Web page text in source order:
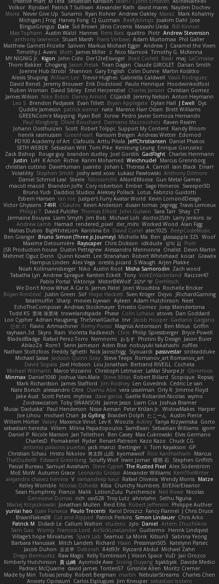
Volkor Rijndael Patrick T Sullivan Alexander Rath david mares Nayden Dochev
Moira
Never Give Up Sunamii Ryan Rohrer Andrew Oakley Maraz
Mark Kohalmy
Michigan J Frog Harvey Fong CJ Guzman Beefyblimps Joakim Dahl Jose
BingusGringus Dale Sid Brown Jānis Circenis Masashi Ueda
Bill Kinnon
Max Topham Austin Walzl Hannes Rens Bais qualtro Piotr Andrew Stevenson
anthony lawrence Stuart Marsh Frans Verbaas Adam Murtomaa Phil Galler
Matthew Garnett-Frizelle Saliven Markus Michael Egger Andrew J Caramel the Vixen
Timothy J. Aveni Moth James Miller z Nico Marniok Timothy G. McKenna
MY.NIGNIG Jr. Kigon John Cido Der12teEisvogel Brad Corlett Basti maj LaCimaise
Thom Bakker Chogang Jason Pielak Tiran Dagan Claude GIROLET Darian Smith
Joenne Hub-Strobl Shannon Gary English Colin Dunne Martin Koťátko
Alexis Shuping William Lee Trevor Hughes Gabriella Caldwell Vasili Rodriguez
David Beneš Jeremy Brouwer Erik Dodolović Paulo Henrique Hoodwinkedfool
Ruben Vroman David Sibley Emil Herzenstiel Charles Janson Christian Gomez
James Wilson Niko Bidoli Danny Arnold CGJackB Jeremy Nelson Anton Heymann
Leo S Brendon Padjasek Evan Tillett Bryan Applegate Dylan Hall J Ewell
Dys
Quddle Jameson patrick siemer nate Mareno Harr Olsen Brett Williams
GREENCom'e Mapping Ryan Bell Xcrow Pedro Javier Somoza Hernando
Paul Klingberg Olivié Bouchard Damiano Mazzocchini Raven Realm
Johann Oosthuizen Scott Robert Tolppi: Support My Content Randy Bloom
henrik rasmussen Greenheart Ransom Bergen Andreas Wetter Edomod
PD100 Academy of Art Clafoutis Arttu Piisila JeffChristiansen Daniel Phakos
SETH WEBER Sebastian Witt Tom Pike Kenleung Leung Enrique Gonzalez
Zack Bishop
Rouge guy brandon dudley Joel Gordils GadFlight Charles Herrmann
Justin
LvH K Anon Richie Karim Mohamed Weichnudel
Marcus Grennborg
christian cuttino DaveHuman juanito Johan L Theresa A. Carroll Iain Black Einarr
Volatility Stephen Smith joshy west xoxo Łukasz Pawłowski Anthony Dilmore
Daniel Schmid Leal Steele Nitrosimi96 ANonEMoose Gun Metal Games
macoll macoll
Brandon Joffe Cory robertson Ember Sage Himeros Sweeper3D
Bruno Yudi Daddios Studios Aleksey Pollack Lotus Fabrizio Guidotti
Esbern Hansen ran nie Justper's Furry Avatar World Kevin LomondDesign
Victor Ghyssens 749R CGautos Kevin Anderson dusan tomas Jegregg Travis Lemieux
Philipp T David Pulcifer Thomas Elliott John Gutwin Sara Tarr Shay CT
Jermaine Bouyea Liam Smyth Jim Bob Michael Loh doctor25th Larry Jenkins sv
Andrew Lamb Hamad rendered_pixel der_mihi Worked Wood Alan Figg
Matias Dubos BigWhiteLion Karolina En David Curiel alec1025
BeepCodeMusic
Ben Granger Bruno Simon (Three.js Journey) Michelle Ma Ben glassapple 325 Woof
Maxime Detournière Rayscaper Chris Dickson idkdude 성익 김 Piotr
JSR Production house Dustin Pettegrew Alessandro Mennonna Onalist Devin Martin
Mehmet Oguz Derin
Quinn Kowitt Lee Stranahan Robert Whitehead kocat Grawlix
Hampus Linden Alex Vega orestis picard S Waugh Arjen Plakke
Noah Kollmannsberger Niko Austin Root Misha Samorodin Zach wood
Tabatha Lyn Andrew Sprague Karsten Eckelt Tony VolkEnVaderland Raizzer47
Pablo Portal Viktoriya MisterBKWolf שי יעקוב DerHitsch
We Don't Know What A Car Is James Patel Joeri Woudstra Rochelle Bricker
Bojan Rončević Justin Green Sof Hope Hackett Sven Kröger Dejvo
JRichardGaming
fatalmuffin Sharp movies byevan Ayleen Adam Hutchinson Neet
EchoTheComposer Andreas Stockmayer Ernesto Gomez Joep Meindertsma
Todd KS 景琦 张景琦 trowelandspade Phase Colin Lohaus atoves Dan Goddard
Loo Cypher Adrian Haugseng TheSmallGacha trvr Jacob Hooper Gaetano Gargano
민희 이
Flavio Artmachiner Remy Ponso Magnús Antonsson Ben Milius Griffin
rayhaan.3d
Skyro Rain Violetta Radkevich Chris Philip Spiessberger Bryce Powell
BladedBadge Rafael Perez-Torro Nemnomi おるす Photini By Design Jason Buier
AblazZe Rom1 Serin Jameson Aden Bise nobuyuki takahashi
ruffles
Nathan Stoltzfoos Freddy Sghetti Nick Jainschigg Siyouardi passivestar sirdeadduke
Michael Sasse Jackson Quinn Gray Steve Teeps Romanov_art Romanov_art
David Sopala Joel Hobson Lou Jonathan Bertrand RIVEILL Cocheta
Michael Witmann Marco Vizcaino Christoph Letmaier LaMar Sharpe Jr Gbromios
Minmax Daniel1060 Joshua Van-Male Steve Mitas Robert Billard Scopique Repsaj
Mark Richardson James Stafford Jim Rodney Len Govednik Cédric Le van
Nate Borsch alessandro Citro Osamu Abe vera usselman Orly R Jimmie Floyd
Jake Aust Scott Peters mytrixx dave garcia Gaëlle Robardet-Nicolas wymo
Zoidrawzaton Toby SWANSON Jaime Jasso Liam Cox Joshua Bramer
Mucai 'Daduska' Paul Henderson Nisse Axman Peter Križan Jr. WidowMakes Harper
Joe Lihou
michael Chan Jo Gylling Braiden Dolph たこーん Austin Pierce
Willem Hörter Valery Maxence Vinot Lev K Woozle Ackley Tanya Krzywinska Gorto
sebastian heredia Villem Milina Papadopoulos SamBean Sebastian Williams igorrr
Daniel P Nicole Manson Jan Tellethon Ben Casey Max Cukrowski Elvis Germano
CharlesD
Pomakenel Ryder Renart-Patreon Kazo Kazo
Chuck CG
antonio palacios puertas jack manzi Bertinger k Tom Kayakson GP
Christian Schau
Hristo Nikolov 将太郎 山田 kyomawolf Rico Kanthatham
Marcus
ThatDude69
Edward Greenberg Scruffy Wolf Irwin Jomar 曜萌 石 Stephen Griffith
Pascal Bureau Samuel Avraham Steve Cypert The Rusted Pixel Alex Söderström
MoE MoW Autumn Grace Leonardo Grosso Alexander Williams KerriTheWriter
alejandro chavez herrera V ramandeep kaur Rafael Oliveira Wendy Morris Matze
Kelley Womble Nicolas Ocheda Kiba Crunchy Numbers El/Ellie/Eleanor
Sean Humphrey Franco Malik LotionZulu Punchersize Neil Rowe Nicolas
Genevieve Dumas rich cav528 Troy Lutz ahrotahn
Sethu Nguna
Maciej Krzyszkowski Jonathan Mullen Reid Ellis Robert Jefferson Philippe Authier
yunlai hao Juan Fonseca Paulo Trecenti Karol Droszcz Fancy Flannel J Chris Druce
BraanFlakes08 Cut and Ripped Patrick Perkins Simon Lindauer Chris Arko
Patrick M
Didadi Le Callum Walton etudenc zylo Daniel Artem Zhuzhlikov
Sam Gao Womp Francois Lord AirSickLowLander Guillermo
Henrik Lindqvist
Village's hope Miniatures Spark Lab Seamus La Monk Kitsun3
Sabrina Yeong
Barbara Hanusiak Mitch Landers Richard Haan Pressman505
Katelynn Parsec
Jacob Duhon 포로루 Deborah 84d93r Ryszard Abdul Michael Zahn
Diego Bermudez Raw Magic Kelly Tomlinson | Vision Space VuD Jaii Orozco
Kimberly Hutchinson 貴 山崎 Ayomide Awe Sicong Ouyang bjakbjak Davide Medici
Padraic McQuarrie david james Toriten57 Ginsnile Allen Moritz Cremer
Made by Miri Tobias Jensby Robert Bergman martin NebularStreams Charles Chen
Anxiety Opossum Carlos Esplugues Jim Kneuper sebastian botero